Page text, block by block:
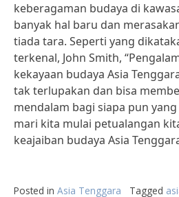
keberagaman budaya di
banyak hal baru dan
tiada tara. Seperti yang
terkenal, John Smith,
kekayaan budaya Asia
tak terlupakan dan bisa
mendalam bagi siapa pun yang
mari kita mulai petualangan
keajaiban budaya Asia
Posted in Asia Tenggara Tagged